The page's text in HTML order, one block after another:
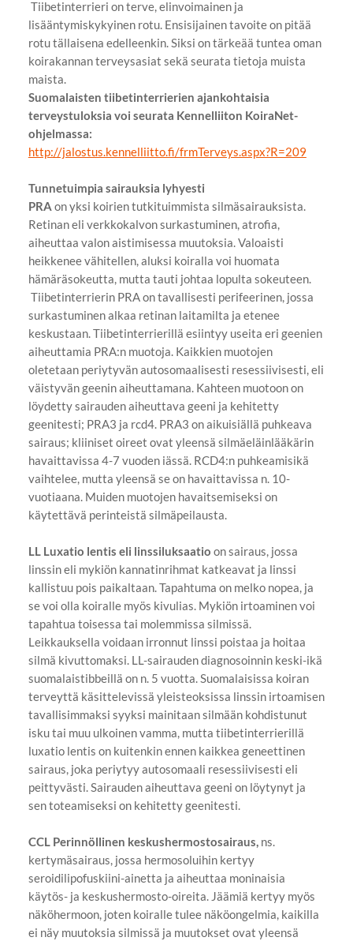
Tiibetinterrieri on terve, elinvoimainen ja
lisääntymiskykyinen rotu. Ensisijainen tavoite on pitää
rotu tällaisena edelleenkin. Siksi on tärkeää tuntea oman
koirakannan terveysasiat sekä seurata tietoja muista
maista.
Suomalaisten tiibetinterrierien ajankohtaisia
terveystuloksia voi seurata Kennelliiton KoiraNet-
ohjelmassa:
http://jalostus.kennelliitto.fi/frmTerveys.aspx?R=209
Tunnetuimpia sairauksia lyhyesti
PRA on yksi koirien tutkituimmista silmäsairauksista.
Retinan eli verkkokalvon surkastuminen, atrofia,
aiheuttaa valon aistimisessa muutoksia. Valoaisti
heikkenee vähitellen, aluksi koiralla voi huomata
hämäräsokeutta, mutta tauti johtaa lopulta sokeuteen.
Tiibetinterrierin PRA on tavallisesti perifeerinen, jossa
surkastuminen alkaa retinan laitamilta ja etenee
keskustaan. Tiibetinterrierillä esiintyy useita eri geenien
aiheuttamia PRA:n muotoja. Kaikkien muotojen
oletetaan periytyvän autosomaalisesti resessiivisesti, eli
väistyvän geenin aiheuttamana. Kahteen muotoon on
löydetty sairauden aiheuttava geeni ja kehitetty
geenitesti; PRA3 ja rcd4. PRA3 on aikuisiällä puhkeava
sairaus; kliiniset oireet ovat yleensä silmäeläinlääkärin
havaittavissa 4-7 vuoden iässä. RCD4:n puhkeamisikä
vaihtelee, mutta yleensä se on havaittavissa n. 10-
vuotiaana. Muiden muotojen havaitsemiseksi on
käytettävä perinteistä silmäpeilausta.
LL Luxatio lentis eli linssiluksaatio on sairaus, jossa
linssin eli mykiön kannatinrihmat katkeavat ja linssi
kallistuu pois paikaltaan. Tapahtuma on melko nopea, ja
se voi olla koiralle myös kivulias. Mykiön irtoaminen voi
tapahtua toisessa tai molemmissa silmissä.
Leikkauksella voidaan irronnut linssi poistaa ja hoitaa
silmä kivuttomaksi. LL-sairauden diagnosoinnin keski-ikä
suomalaistibbeillä on n. 5 vuotta. Suomalaisissa koiran
terveyttä käsittelevissä yleisteoksissa linssin irtoamisen
tavallisimmaksi syyksi mainitaan silmään kohdistunut
isku tai muu ulkoinen vamma, mutta tiibetinterrierillä
luxatio lentis on kuitenkin ennen kaikkea geneettinen
sairaus, joka periytyy autosomaali resessiivisesti eli
peittyvästi. Sairauden aiheuttava geeni on löytynyt ja
sen toteamiseksi on kehitetty geenitesti.
CCL Perinnöllinen keskushermostosairaus, ns.
kertymäsairaus, jossa hermosoluihin kertyy
seroidilipofuskiini-ainetta ja aiheuttaa moninaisia
käytös- ja keskushermosto-oireita. Jäämiä kertyy myös
näköhermoon, joten koiralle tulee näköongelmia, kaikilla
ei näy muutoksia silmissä ja muutokset ovat yleensä